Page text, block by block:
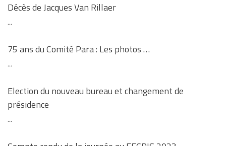
Décès de Jacques Van Rillaer
...
75 ans du Comité Para : Les photos …
...
Election du nouveau bureau et changement de
présidence
...